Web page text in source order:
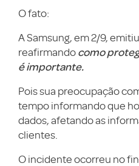
O fato:
A Samsung, em 2/9,
reafirmando como
é importante.
Pois sua preocupação
tempo informando que
dados, afetando as
clientes.
O incidente ocorreu no